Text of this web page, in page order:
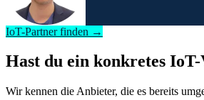
IoT-Partner finden →
Hast du ein konkretes IoT-
Wir kennen die Anbieter, die es bereits